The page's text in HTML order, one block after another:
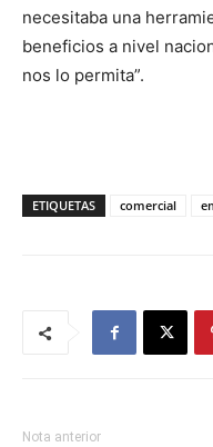
necesitaba una
beneficios a nivel
nos lo permita”.
ETIQUETAS comercial
Nota anterior